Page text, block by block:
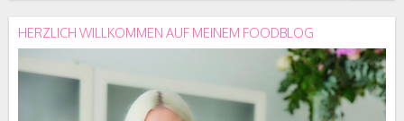
HERZLICH WILLKOMMEN AUF MEINEM FOODBLOG